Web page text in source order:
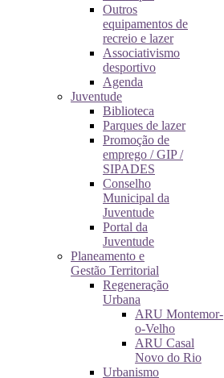
Outros
equipamentos de
recreio e lazer
Associativismo
desportivo
Agenda
Juventude
Biblioteca
Parques de lazer
Promoção de
emprego / GIP /
SIPADES
Conselho
Municipal da
Juventude
Portal da
Juventude
Planeamento e
Gestão Territorial
Regeneração
Urbana
ARU Montemor-
o-Velho
ARU Casal
Novo do Rio
Urbanismo